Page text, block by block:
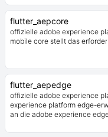
flutter_aepcore
offizielle adobe experience
mobile core stellt das
flutter_aepedge
offizielle adobe experience
experience platform edge-
an die adobe experience